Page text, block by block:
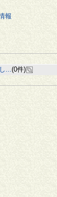
報
...(0件)